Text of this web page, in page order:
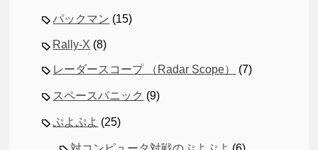
パックマン (15)
Rally-X (8)
レーダースコープ （Radar Scope） (7)
スペースパニック (9)
ぷよぷよ (25)